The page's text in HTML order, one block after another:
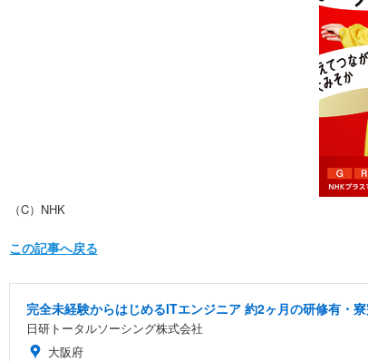
（C）NHK
この記事へ戻る
完全未経験からはじめるITエンジニア 約2ヶ月の研修有・
日研トータルソーシング株式会社
大阪府